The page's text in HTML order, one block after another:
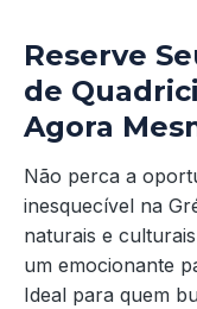
Reserve
de
Agora
Não perca a
inesquecível na
naturais e
um emocionante
Ideal para quem